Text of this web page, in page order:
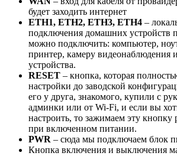
будет заходить интернет
ETH1, ETH2, ETH3, ETH4 –
подключения домашних устройств
можно подключить: компьютер,
принтер, камеру видеонаблюдения
устройства.
RESET – кнопка, которая
настройки до заводской
его у друга, знакомого, купили с
админки или от Wi-Fi, и если вы
настроить, то зажимаем эту кнопку
при включенном питании.
PWR – сюда мы подключаем блок
Кнопка включения и выключения